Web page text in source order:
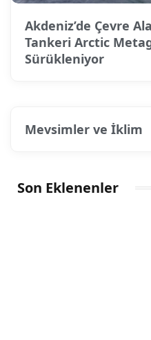
Akdeniz’de Çevre
Tankeri Arctic
Sürükleniyor
Mevsimler ve İklim
Son Eklenenler